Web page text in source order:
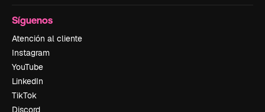
Síguenos
Atención al cliente
Instagram
YouTube
LinkedIn
TikTok
Discord